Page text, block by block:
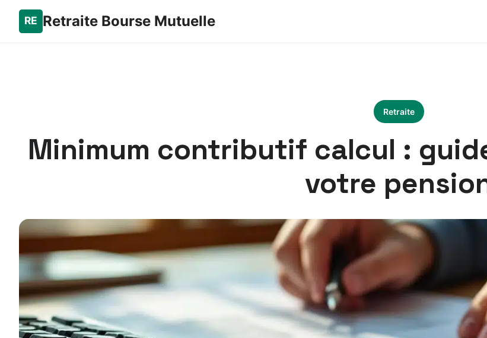
Retraite Bourse Mutuelle
Retraite
Minimum contributif calcul :
votre